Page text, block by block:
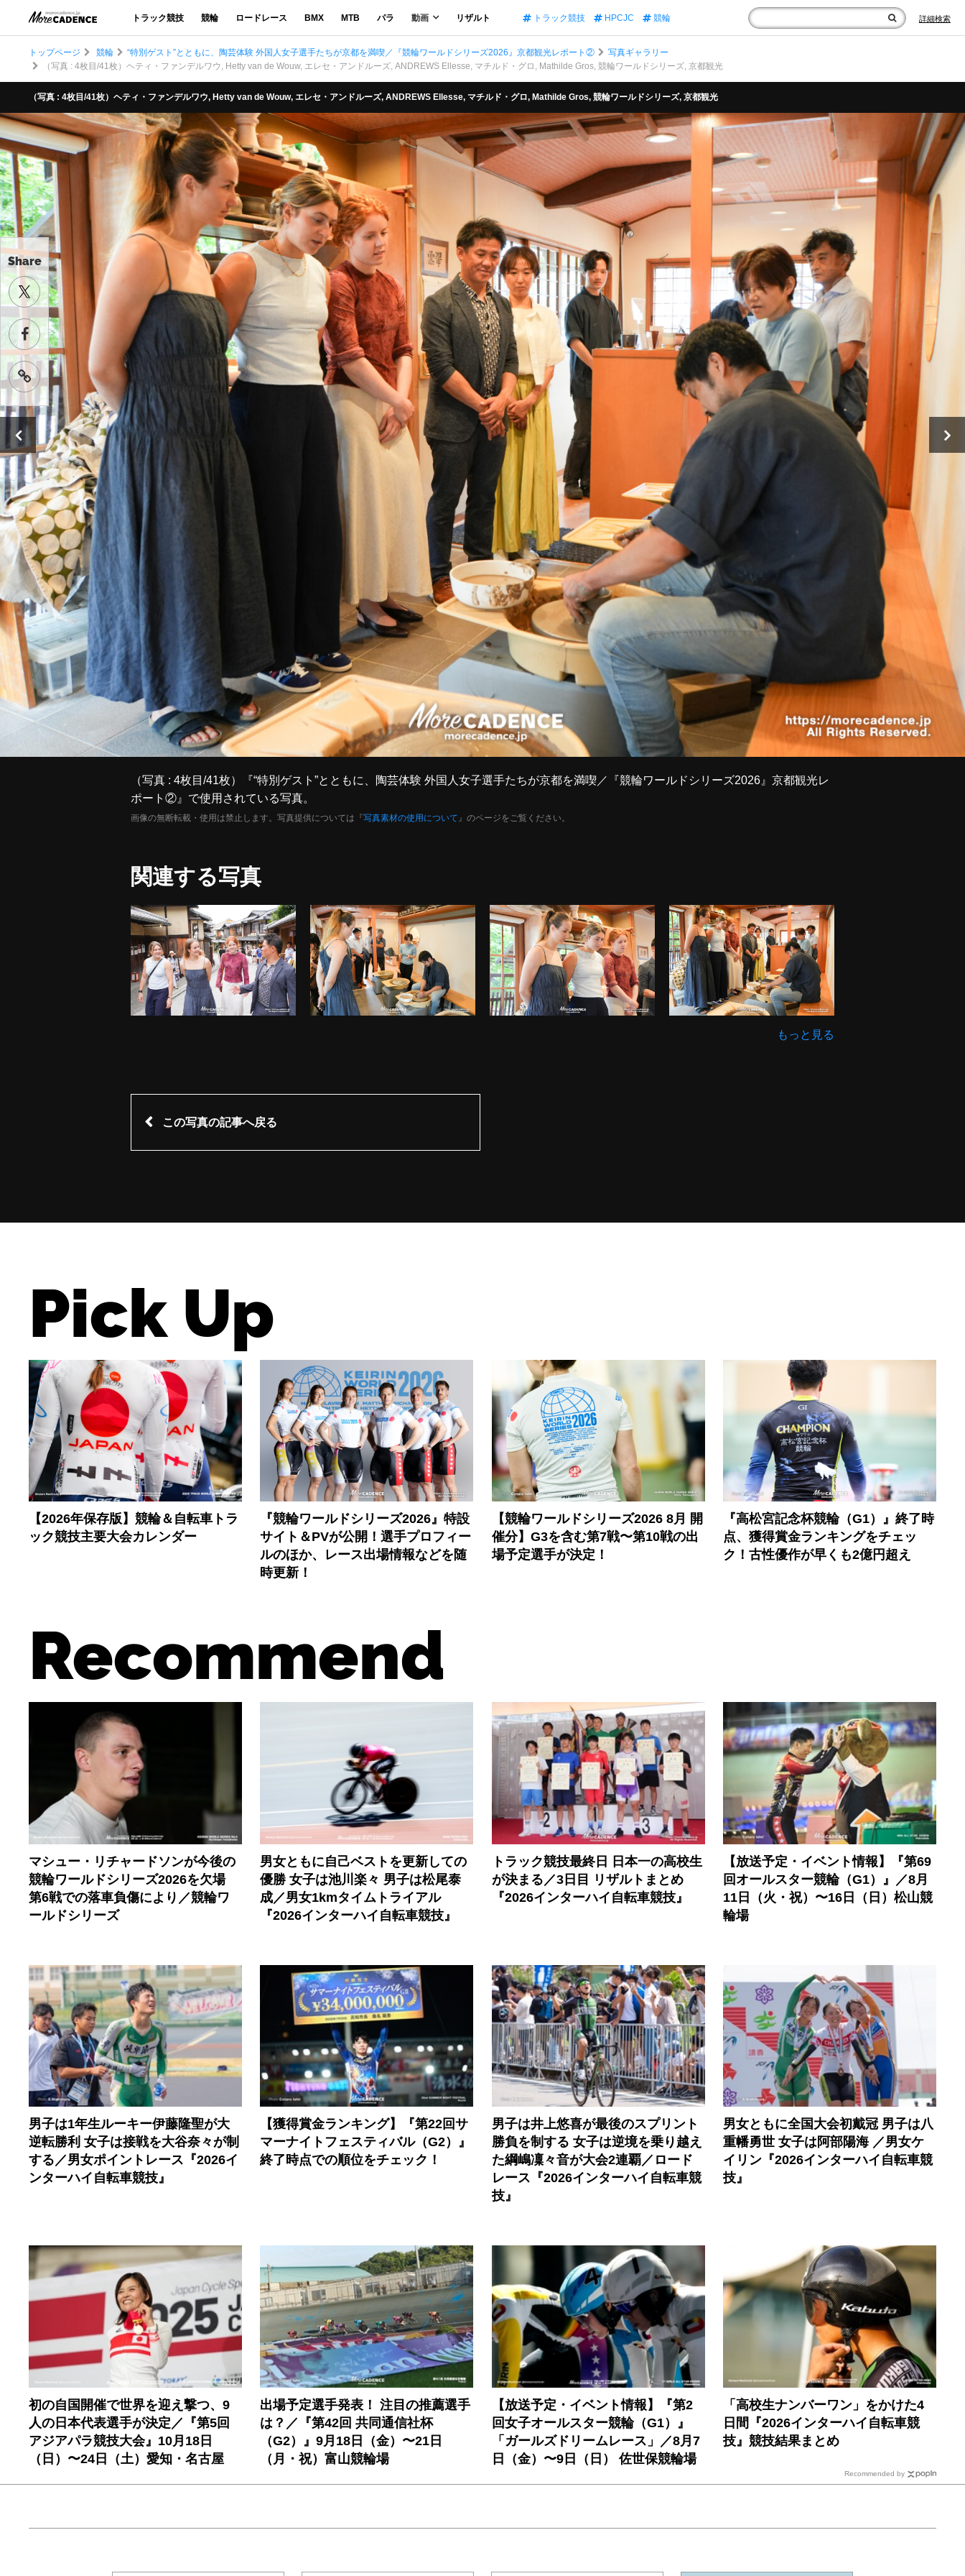
トラック競技 競輪 ロードレース BMX MTB パラ 動画 リザルト トラック競技 HPCJC 競輪 詳細検索
Share
トップページ 競輪 “特別ゲスト”とともに、陶芸体験 外国人女子選手たちが京都を満喫／『競輪ワールドシリーズ2026』京都観光レポート②
写真ギャラリー
（写真 : 4枚目/41枚）ヘティ・ファンデルワウ, Hetty van de Wouw, エレセ・アンドルーズ, ANDREWS Ellesse, マチルド・グロ, Mathilde Gros, 競輪ワールドシリーズ, 京都観光
（写真 : 4枚目/41枚）ヘティ・ファンデルワウ, Hetty van de Wouw, エレセ・アンドルーズ, ANDREWS Ellesse, マチルド・グロ, Mathilde Gros, 競輪ワールドシリーズ, 京都観光
（写真 : 4枚目/41枚）『“特別ゲスト”とともに、陶芸体験 外国人女子選手たちが京都を満喫／『競輪ワールドシリーズ2026』京都観光レ
ポート②』で使用されている写真。
画像の無断転載・使用は禁止します。写真提供については『写真素材の使用について 』のページをご覧ください。
関連する写真
もっと見る
この写真の記事へ戻る
Pick Up
【2026年保存版】競輪＆自転車トラ
ック競技主要大会カレンダー
『競輪ワールドシリーズ2026』特設
サイト＆PVが公開！選手プロフィー
ルのほか、レース出場情報などを随
時更新！
【競輪ワールドシリーズ2026 8月 開
催分】G3を含む第7戦〜第10戦の出
場予定選手が決定！
『高松宮記念杯競輪（G1）』終了時
点、獲得賞金ランキングをチェッ
ク！古性優作が早くも2億円超え
Recommend
マシュー・リチャードソンが今後の
競輪ワールドシリーズ2026を欠場
第6戦での落車負傷により／競輪ワ
ールドシリーズ
男女ともに自己ベストを更新しての
優勝 女子は池川楽々 男子は松尾泰
成／男女1kmタイムトライアル
『2026インターハイ自転車競技』
トラック競技最終日 日本一の高校生
が決まる／3日目 リザルトまとめ
『2026インターハイ自転車競技』
【放送予定・イベント情報】『第69
回オールスター競輪（G1）』／8月
11日（火・祝）〜16日（日）松山競
輪場
男子は1年生ルーキー伊藤隆聖が大
逆転勝利 女子は接戦を大谷奈々が制
する／男女ポイントレース『2026イ
ンターハイ自転車競技』
【獲得賞金ランキング】『第22回サ
マーナイトフェスティバル（G2）』
終了時点での順位をチェック！
男子は井上悠喜が最後のスプリント
勝負を制する 女子は逆境を乗り越え
た綱嶋凜々音が大会2連覇／ロード
レース『2026インターハイ自転車競
技』
男女ともに全国大会初戴冠 男子は八
重幡勇世 女子は阿部陽海 ／男女ケ
イリン『2026インターハイ自転車競
技』
初の自国開催で世界を迎え撃つ、9
人の日本代表選手が決定／『第5回
アジアパラ競技大会』10月18日
（日）〜24日（土）愛知・名古屋
出場予定選手発表！ 注目の推薦選手
は？／『第42回 共同通信社杯
（G2）』9月18日（金）〜21日
（月・祝）富山競輪場
【放送予定・イベント情報】『第2
回女子オールスター競輪（G1）』
「ガールズドリームレース」／8月7
日（金）〜9日（日） 佐世保競輪場
「高校生ナンバーワン」をかけた4
日間『2026インターハイ自転車競
技』競技結果まとめ
Recommended by